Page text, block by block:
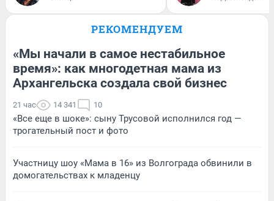
РЕКОМЕНДУЕМ
«Мы начали в самое нестабильное
время»: как многодетная мама из
Архангельска создала свой бизнес
21 час 14 341 10
«Все еще в шоке»: сыну Трусовой исполнился год —
трогательный пост и фото
Участницу шоу «Мама в 16» из Волгограда обвинили в
домогательствах к младенцу